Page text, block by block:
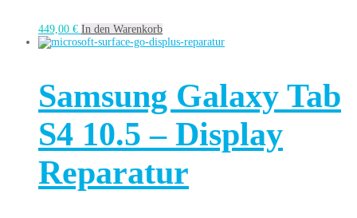
449,00 € In den Warenkorb
Samsung Galaxy Tab
S4 10.5 – Display
Reparatur